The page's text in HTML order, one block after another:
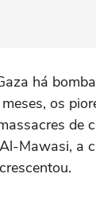
há
os
de
Mawasi, a